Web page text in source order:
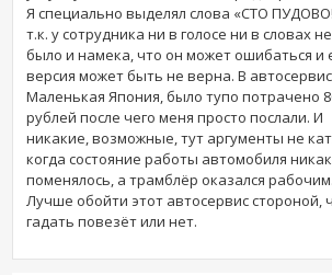
Я специально выделял слова «СТО
т.к. у сотрудника ни в голосе ни в словах не
было и намека, что он может ошибаться и
версия может быть не верна. В
Маленькая Япония, было тупо потрачено
рублей после чего меня просто послали. И
никакие, возможные, тут аргументы не
когда состояние работы автомобиля
поменялось, а трамблёр оказался рабочим.
Лучше обойти этот автосервис стороной,
гадать повезёт или нет.